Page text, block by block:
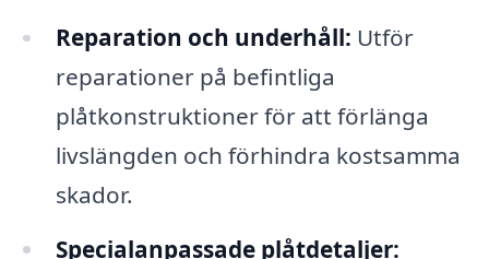
Reparation och underhåll: Utför
reparationer på befintliga
plåtkonstruktioner för att förlänga
livslängden och förhindra kostsamma
skador.
Specialanpassade plåtdetaljer: